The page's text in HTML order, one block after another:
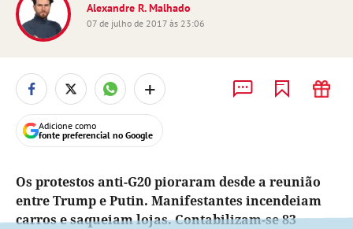
Alexandre R. Malhado
07 de julho de 2017 às 23:06
+
Adicione como
fonte preferencial no Google
Os protestos anti-G20 pioraram desde a reunião
entre Trump e Putin. Manifestantes incendeiam
carros e saqueiam lojas. Contabilizam-se 83